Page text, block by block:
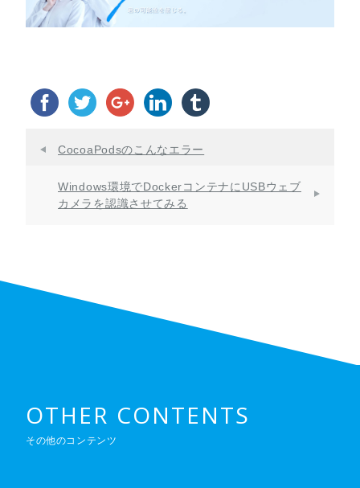
CocoaPodsのこんなエラー
Windows環境でDockerコンテナにUSBウェブ
カメラを認識させてみる
OTHER CONTENTS
その他のコンテンツ